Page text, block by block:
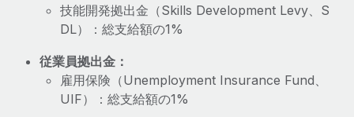
給与詐欺：種類、事例、ビジネスを守る方法
給与, 賃金は詐欺の特に魅力的な標的です。多額の資金がシステ
ム間で頻繁に移動しているためです。このため、自社のビジネス
を保護することは極めて重要です。...
技能開発拠出金（Skills Development Levy、S
DL）：総支給額の1%
従業員拠出金：
雇用保険（Unemployment Insurance Fund、
UIF）：総支給額の1%